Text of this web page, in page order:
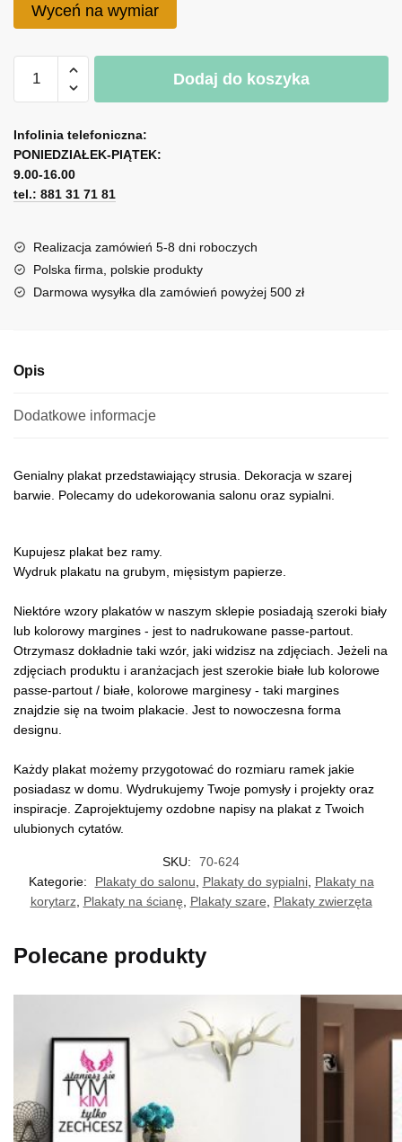
Wyceń na wymiar
Plakat
motywem
strusia
Dodaj do koszyka
l
t
e
r
a
t
i
Infolinia telefoniczna:
PONIEDZIAŁEK-PIĄTEK:
9.00-16.00
tel.: 881 31 71 81
Realizacja zamówień 5-8 dni roboczych
Polska firma, polskie produkty
Darmowa wysyłka dla zamówień powyżej 500 zł
Opis
Dodatkowe informacje
Genialny plakat przedstawiający strusia. Dekoracja w szarej
barwie. Polecamy do udekorowania salonu oraz sypialni.
Kupujesz plakat bez ramy.
Wydruk plakatu na grubym, mięsistym papierze.
Niektóre wzory plakatów w naszym sklepie posiadają szeroki biały
lub kolorowy margines - jest to nadrukowane passe-partout.
Otrzymasz dokładnie taki wzór, jaki widzisz na zdjęciach. Jeżeli na
zdjęciach produktu i aranżacjach jest szerokie białe lub kolorowe
passe-partout / białe, kolorowe marginesy - taki margines
znajdzie się na twoim plakacie. Jest to nowoczesna forma
designu.
Każdy plakat możemy przygotować do rozmiaru ramek jakie
posiadasz w domu. Wydrukujemy Twoje pomysły i projekty oraz
inspiracje. Zaprojektujemy ozdobne napisy na plakat z Twoich
ulubionych cytatów.
SKU:
70-624
Kategorie:
Plakaty do salonu, Plakaty do sypialni, Plakaty na
korytarz, Plakaty na ścianę, Plakaty szare, Plakaty zwierzęta
Polecane produkty